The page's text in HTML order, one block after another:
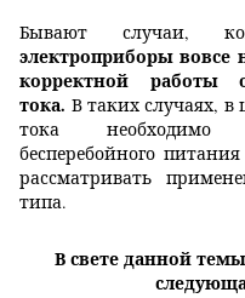
Бывают случаи,
электроприборы вовсе
корректной работы
тока.В таких случаях, в
тока необходимо
бесперебойного
рассматривать
типа.
В свете данной